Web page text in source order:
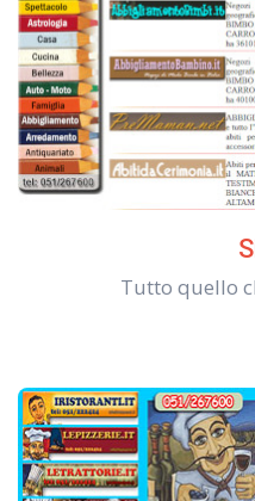
Tutto quello